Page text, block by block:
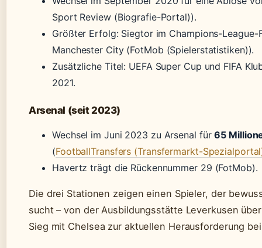
Sport Review (Biografie-Portal)).
Größter Erfolg: Siegtor im Champions-League-
Manchester City (FotMob (Spielerstatistiken)).
Zusätzliche Titel: UEFA Super Cup und FIFA
2021.
Arsenal (seit 2023)
Wechsel im Juni 2023 zu Arsenal für65
(FootballTransfers (Transfermarkt-
Havertz trägt die Rückennummer 29 (FotMob).
Die drei Stationen zeigen einen Spieler, der
sucht – von der Ausbildungsstätte Leverkusen
Sieg mit Chelsea zur aktuellen Herausforderung